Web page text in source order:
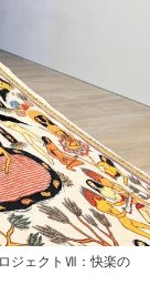
ジェクトⅦ：快楽の